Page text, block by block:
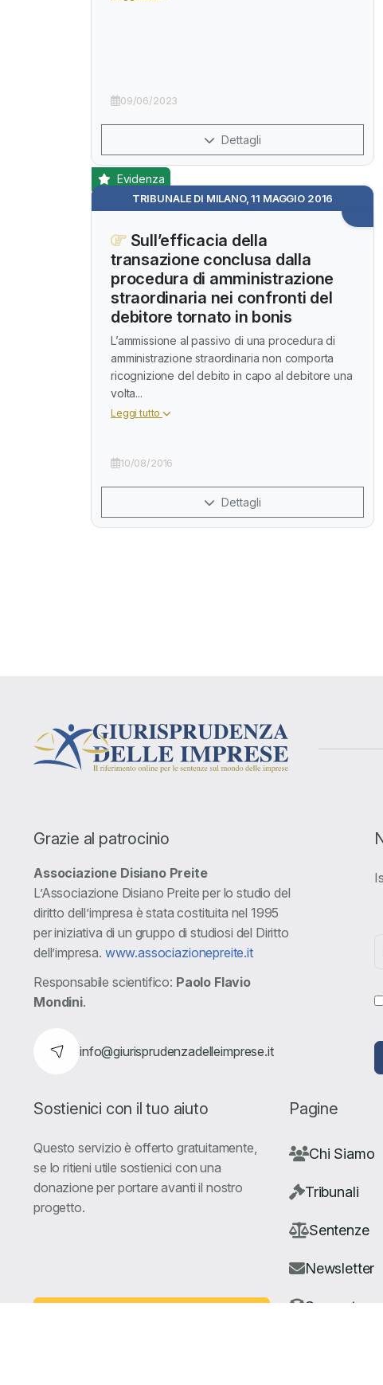
09/06/2023
Dettagli
TRIBUNALE DI MILANO, 11 MAGGIO 2016
Evidenza
Sull’efficacia della
transazione conclusa dalla
procedura di amministrazione
straordinaria nei confronti del
debitore tornato in bonis
L’ammissione al passivo di una procedura di
amministrazione straordinaria non comporta
ricognizione del debito in capo al debitore una
volta...
Leggi tutto
10/08/2016
Dettagli
Grazie al patrocinio
Associazione Disiano Preite
L’Associazione Disiano Preite per lo studio del
diritto dell’impresa è stata costituita nel 1995
per iniziativa di un gruppo di studiosi del Diritto
dell’impresa. www.associazionepreite.it
Responsabile scientifico: Paolo Flavio
Mondini.
info@giurisprudenzadelleimprese.it
Sostienici con il tuo aiuto
Questo servizio è offerto gratuitamente,
se lo ritieni utile sostienici con una
donazione per portare avanti il nostro
progetto.
Pagine
Chi Siamo
Tribunali
Sentenze
Newsletter
Supporto